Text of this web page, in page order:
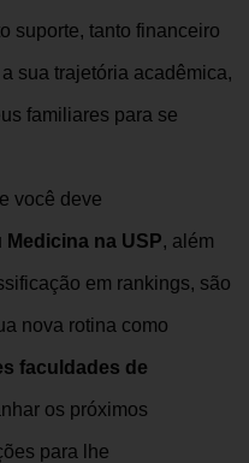
suporte, tanto financeiro
sua trajetória acadêmica,
familiares para se
você deve
Medicina na USP, além
em rankings, são
nova rotina como
faculdades de
os próximos
para lhe